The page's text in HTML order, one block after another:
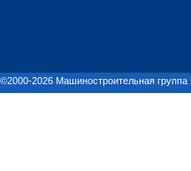
©2000-2026 Машиностроительная